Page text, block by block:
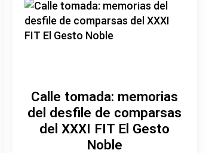
Calle tomada: memorias
del desfile de comparsas
del XXXI FIT El Gesto
Noble